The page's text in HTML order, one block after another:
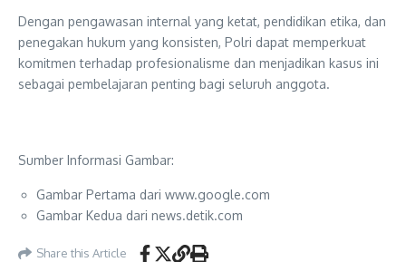
Dengan pengawasan internal yang ketat, pendidikan etika, dan
penegakan hukum yang konsisten, Polri dapat memperkuat
komitmen terhadap profesionalisme dan menjadikan kasus ini
sebagai pembelajaran penting bagi seluruh anggota.
Sumber Informasi Gambar:
Gambar Pertama dari www.google.com
Gambar Kedua dari news.detik.com
Share this Article